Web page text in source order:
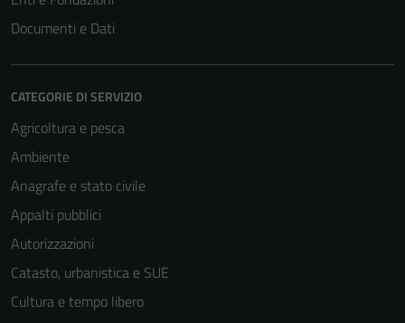
Documenti e Dati
CATEGORIE DI SERVIZIO
Agricoltura e pesca
Ambiente
Anagrafe e stato civile
Appalti pubblici
Autorizzazioni
Catasto, urbanistica e SUE
Cultura e tempo libero